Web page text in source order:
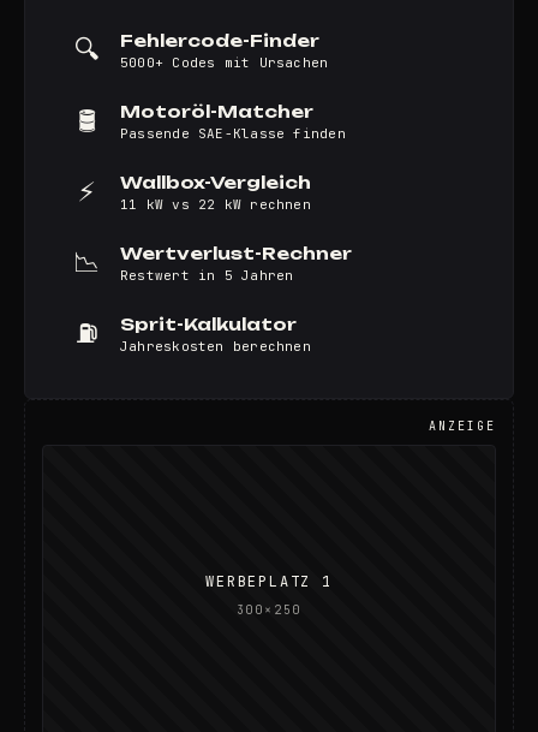
🔍 Fehlercode-Finder
5000+ Codes mit Ursachen
🛢️ Motoröl-Matcher
Passende SAE-Klasse finden
⚡ Wallbox-Vergleich
11 kW vs 22 kW rechnen
📉 Wertverlust-Rechner
Restwert in 5 Jahren
⛽ Sprit-Kalkulator
Jahreskosten berechnen
ANZEIGE
WERBEPLATZ 1
300×250